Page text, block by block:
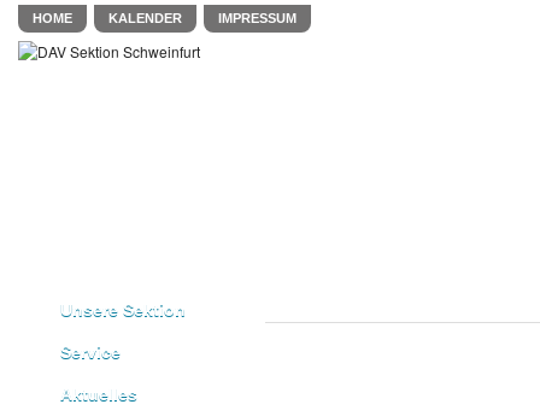
HOME KALENDER IMPRESSUM
Unsere Sektion
Service
Aktuelles